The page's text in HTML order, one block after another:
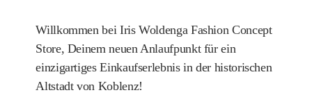
Willkommen bei Iris Woldenga Fashion Concept
Store, Deinem neuen Anlaufpunkt für ein
einzigartiges Einkaufserlebnis in der historischen
Altstadt von Koblenz!